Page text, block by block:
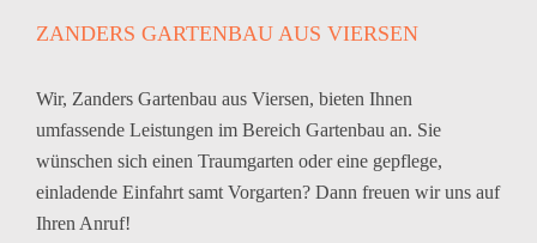
ZANDERS GARTENBAU AUS VIERSEN
Wir, Zanders Gartenbau aus Viersen, bieten Ihnen
umfassende Leistungen im Bereich Gartenbau an. Sie
wünschen sich einen Traumgarten oder eine gepflege,
einladende Einfahrt samt Vorgarten? Dann freuen wir uns auf
Ihren Anruf!